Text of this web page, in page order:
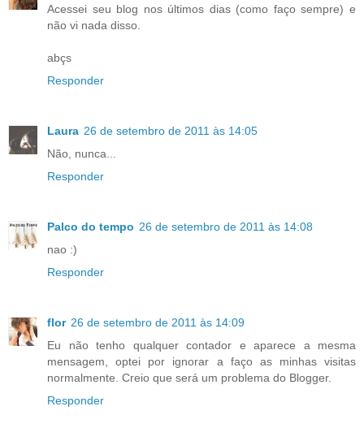
Acessei seu blog nos últimos dias (como faço sempre) e
não vi nada disso.
abçs
Responder
Laura 26 de setembro de 2011 às 14:05
Não, nunca...
Responder
Palco do tempo 26 de setembro de 2011 às 14:08
nao :)
Responder
flor 26 de setembro de 2011 às 14:09
Eu não tenho qualquer contador e aparece a mesma
mensagem, optei por ignorar a faço as minhas visitas
normalmente. Creio que será um problema do Blogger.
Responder